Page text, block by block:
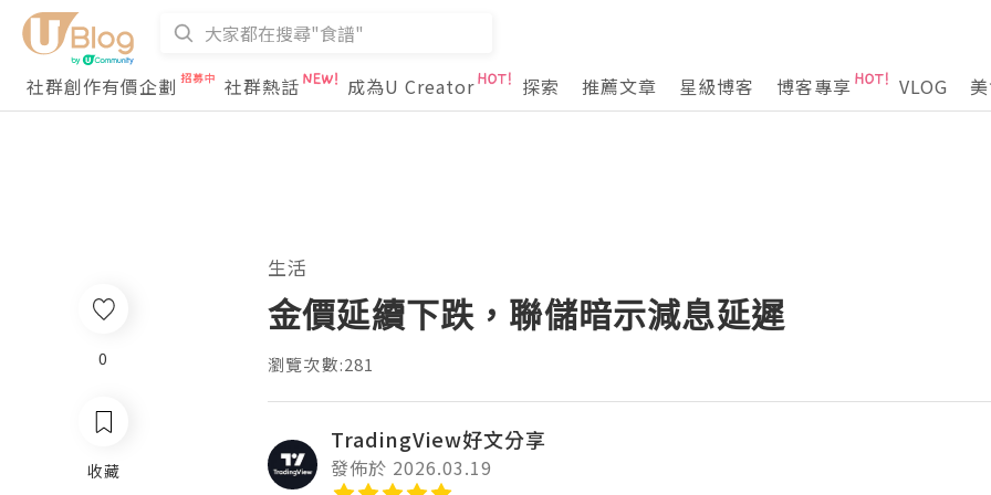
社群創作有價企劃 社群熱話 成為U Creator 探索 推薦文章 星級博客 博客專享 VLOG
生活
金價延續下跌，聯儲暗示減息延遲
瀏覽次數:281
TradingView好文分享
發佈於 2026.03.19
0
收藏